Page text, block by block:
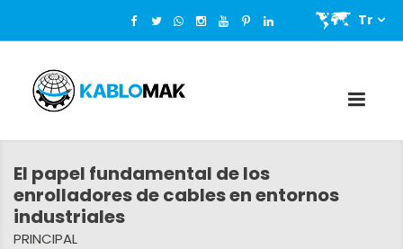
Tr
El papel fundamental de los
enrolladores de cables en entornos
industriales
PRINCIPAL